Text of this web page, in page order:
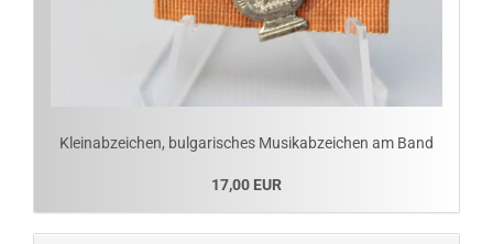
Kleinabzeichen, bulgarisches Musikabzeichen am Band
17,00 EUR